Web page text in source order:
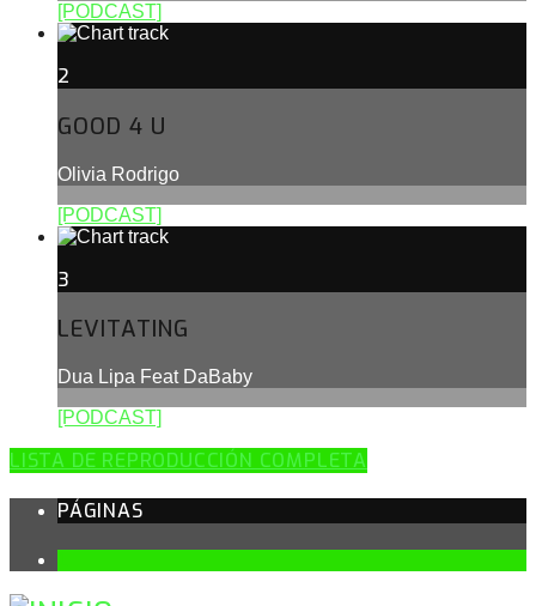
[PODCAST]
2
GOOD 4 U
Olivia Rodrigo
[PODCAST]
3
LEVITATING
Dua Lipa Feat DaBaby
[PODCAST]
LISTA DE REPRODUCCIÓN COMPLETA
PÁGINAS